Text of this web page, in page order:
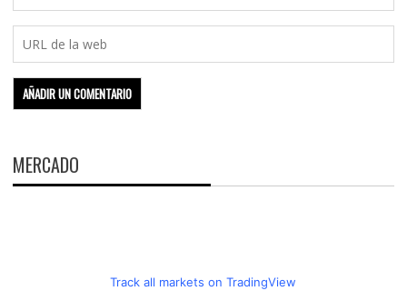
MERCADO
Track all markets on TradingView